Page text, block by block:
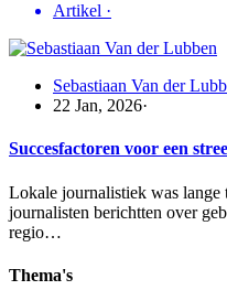
Artikel ·
Sebastiaan Van der
22 Jan, 2026·
Succesfactoren voor een
Lokale journalistiek was lange
journalisten berichtten over
regio…
Thema's